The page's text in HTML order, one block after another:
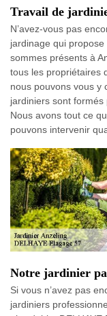
Travail de
N’avez-vous pas
jardinage qui
sommes présents à
tous les propriétaires
nous pouvons vous y
jardiniers sont
Nous avons tout ce
pouvons intervenir
Notre jardinier
Si vous n’avez pas
jardiniers